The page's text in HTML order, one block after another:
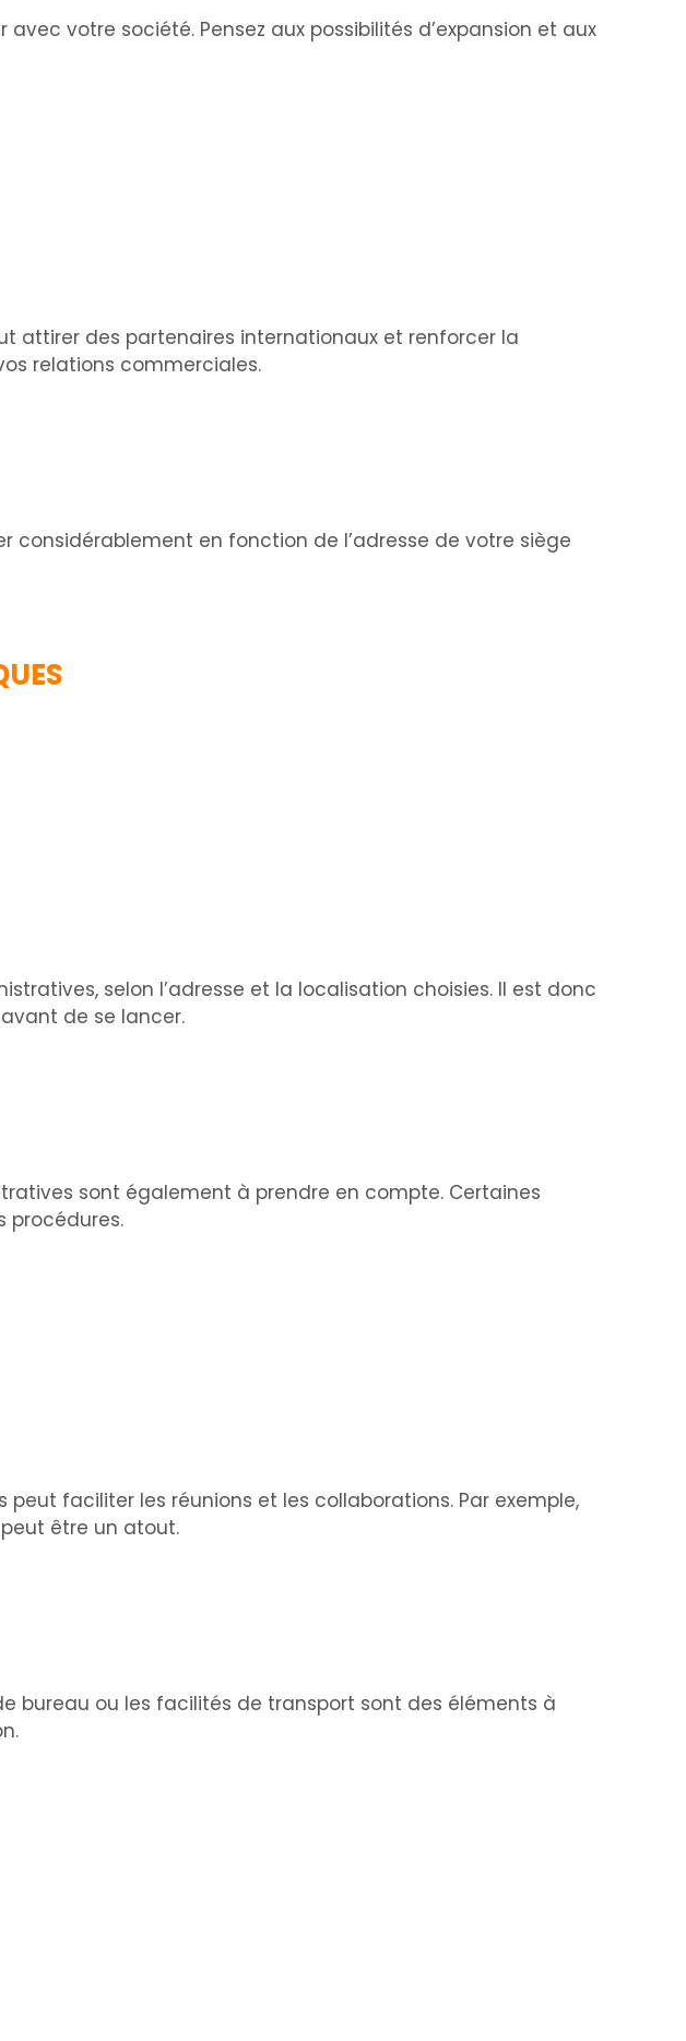
votre société. Pensez aux possibilités d’expansion et aux
attirer des partenaires internationaux et renforcer la
relations commerciales.
considérablement en fonction de l’adresse de votre siège
selon l’adresse et la localisation choisies. Il est donc
de se lancer.
sont également à prendre en compte. Certaines
procédures.
faciliter les réunions et les collaborations. Par exemple,
être un atout.
bureau ou les facilités de transport sont des éléments à